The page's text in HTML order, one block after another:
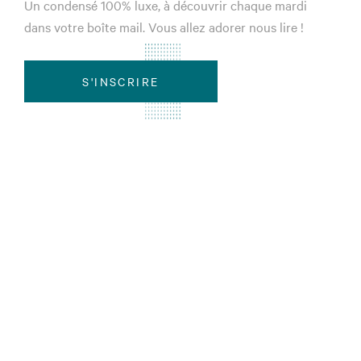
Un condensé 100% luxe, à découvrir chaque mardi
dans votre boîte mail. Vous allez adorer nous lire !
S'INSCRIRE